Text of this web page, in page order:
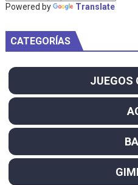
Powered by Translate
CATEGORÍAS
JUEGOS